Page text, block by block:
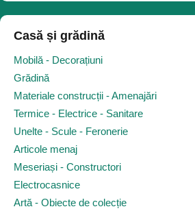
Casă și grădină
Mobilă - Decorațiuni
Grădină
Materiale construcții - Amenajări
Termice - Electrice - Sanitare
Unelte - Scule - Feronerie
Articole menaj
Meseriași - Constructori
Electrocasnice
Artă - Obiecte de colecție